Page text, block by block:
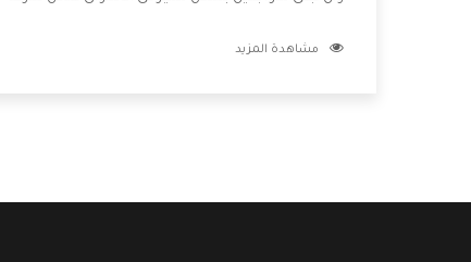
بالخدمات التى تنفرد الشركة بها والتى تكون منها خدمة
مشاهدة المزيد